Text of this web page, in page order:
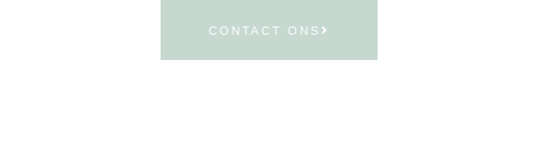
CONTACT ONS